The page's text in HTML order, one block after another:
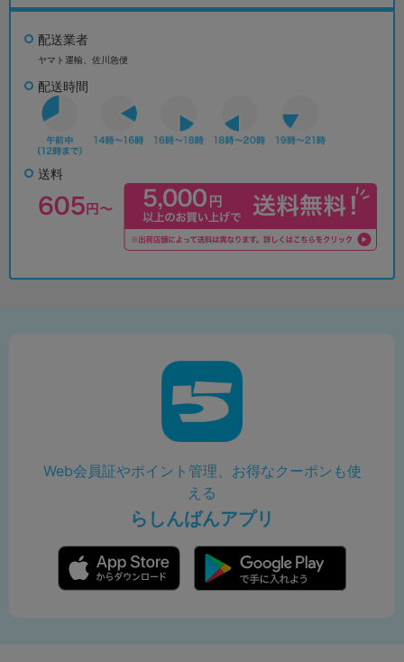
配送業者
ヤマト運輸、佐川急便
配送時間
送料
Web会員証やポイント管理、お得なクーポンも使
える
らしんばんアプリ